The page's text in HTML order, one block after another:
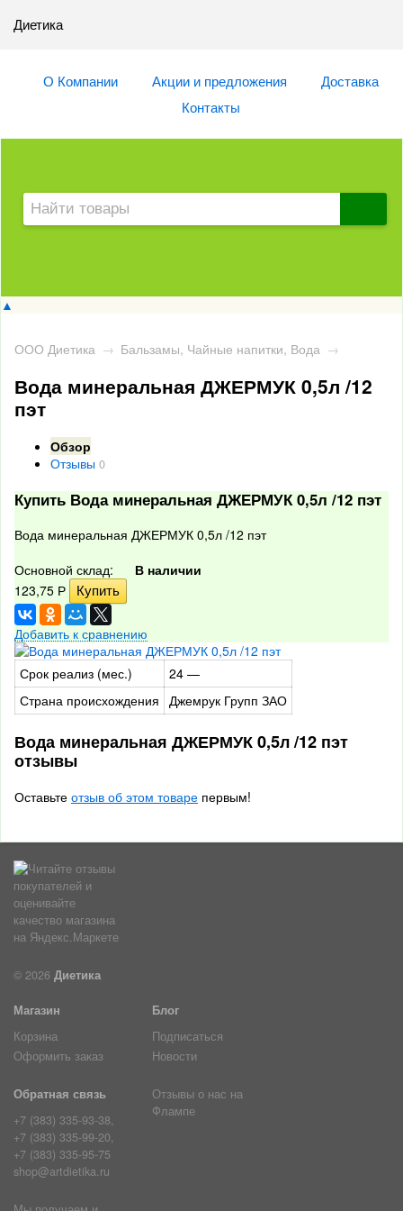
Диетика
О Компании Акции и предложения
Доставка
Контакты
▲
ООО Диетика → Бальзамы, Чайные напитки, Вода →
Вода минеральная ДЖЕРМУК 0,5л /12
пэт
Обзор
Отзывы 0
Купить Вода минеральная ДЖЕРМУК 0,5л /12 пэт
Вода минеральная ДЖЕРМУК 0,5л /12 пэт
Основной склад:
В наличии
123,75 Р
Добавить к сравнению
Срок реализ (мес.)
24 —
Страна происхождения Джемрук Групп ЗАО
Вода минеральная ДЖЕРМУК 0,5л /12 пэт
отзывы
Оставьте отзыв об этом товаре первым!
© 2026 Диетика
Магазин
Корзина
Оформить заказ
Блог
Подписаться
Новости
Обратная связь
+7 (383) 335-93-38,
+7 (383) 335-99-20,
+7 (383) 335-95-75
shop@artdietika.ru
Отзывы о нас на
Флампе